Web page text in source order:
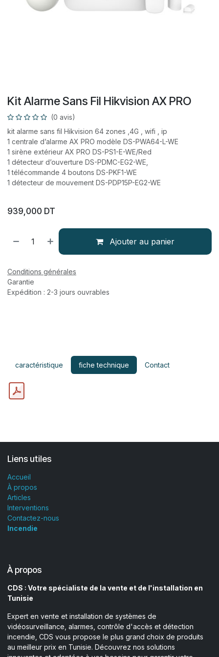
​Kit Alarme Sans Fil Hikvision AX PRO
(0 avis)
kit alarme sans fil Hikvision 64 zones ,4G , wifi , ip
1 centrale d’alarme AX PRO modèle DS-PWA64-L-WE
1 sirène extérieur AX PRO DS-PS1-E-WE/Red
1 détecteur d’ouverture DS-PDMC-EG2-WE,
1 télécommande 4 boutons DS-PKF1-WE
1 détecteur de mouvement DS-PDP15P-EG2-WE
939,000 DT
Ajouter au panier
Conditions générales
Garantie
Expédition : 2-3 jours ouvrables
caractéristique​ fiche technique Contact
Liens utiles
Accueil
À propos
Articles
Interventions
Contactez-nous
Incendie
À propos
CDS : Votre spécialiste de la vente et de l'installation en
Tunisie
Expert en vente et installation de systèmes de
vidéosurveillance, alarmes, contrôle d'accès et détection
incendie, CDS vous propose le plus grand choix de produits
au meilleur prix en Tunisie. Découvrez nos solutions